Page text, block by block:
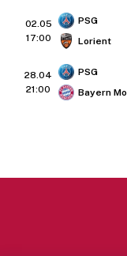
02.05
17:00
PSG
Lorient
28.04
21:00
PSG
Bayern